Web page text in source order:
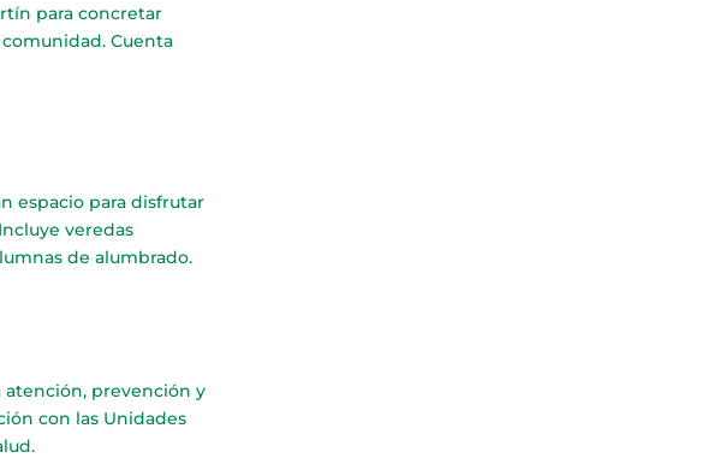
para concretar
Cuenta
espacio para disfrutar
veredas
de alumbrado.
atención, prevención y
con las Unidades